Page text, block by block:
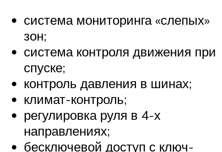
система мониторинга «слепых»
зон;
система контроля движения при
спуске;
контроль давления в шинах;
климат-контроль;
регулировка руля в 4-х
направлениях;
бесключевой доступ с ключ-